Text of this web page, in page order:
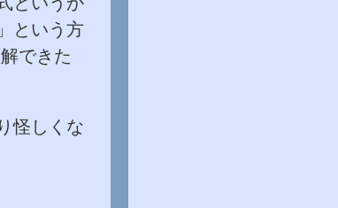
という方
できた
怪しくな